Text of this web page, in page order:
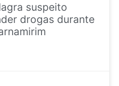
suspeito
drogas durante